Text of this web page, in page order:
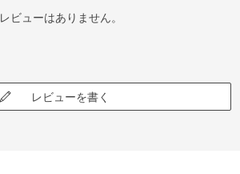
レビューはありません。
レビューを書く